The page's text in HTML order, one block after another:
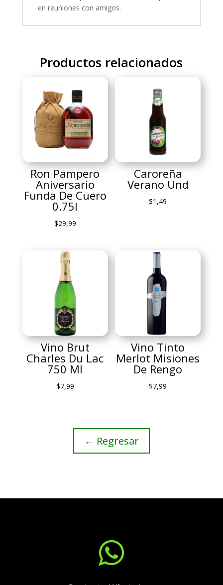
en reuniones con amigos.
Productos relacionados
Ron Pampero
Aniversario
Funda De Cuero
0.75l
$29,99
Caroreña
Verano Und
$1,49
Vino Brut
Charles Du Lac
750 Ml
$7,99
Vino Tinto
Merlot Misiones
De Rengo
$7,99
← Regresar
